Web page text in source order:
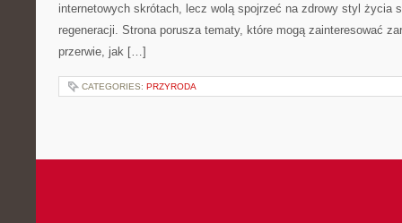
internetowych skrótach, lecz wolą spojrzeć na zdrowy styl życia
regeneracji. Strona porusza tematy, które mogą zainteresować
przerwie, jak […]
CATEGORIES: PRZYRODA